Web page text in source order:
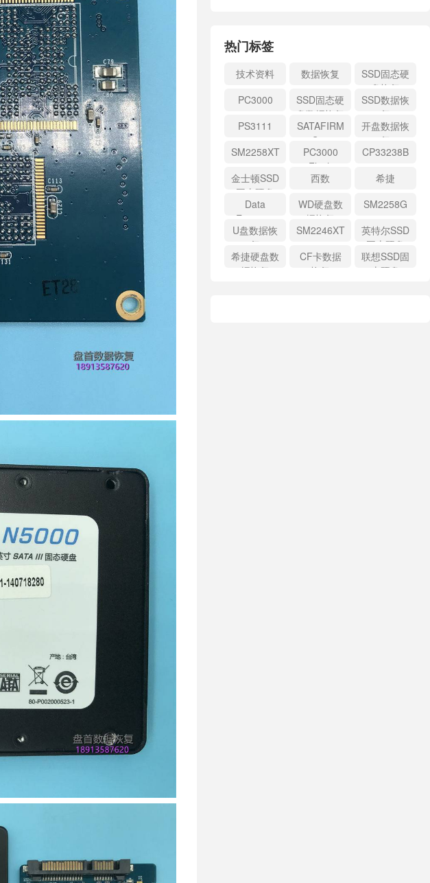
热门标签
技术资料 数据恢复
SSD固态硬
盘恢复
PC3000
SSD固态硬
盘数据恢复
SSD数据恢
复
PS3111
SATAFIRM
S11
开盘数据恢
复
SM2258XT
PC3000
Flash
CP33238B
金士顿SSD
固态硬盘
西数
希捷
Data
Extractor
WD硬盘数
据恢复
SM2258G
U盘数据恢
复
SM2246XT
英特尔SSD
固态硬盘
希捷硬盘数
据恢复
CF卡数据
恢复
联想SSD固
态硬盘